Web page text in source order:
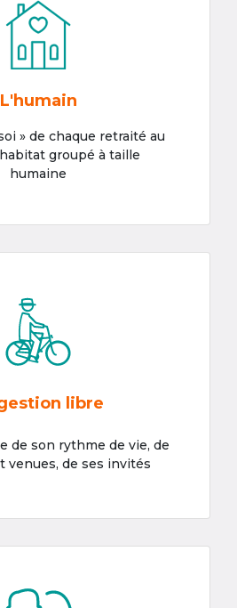
L'humain
» de chaque retraité au
groupé à taille
humaine
libre
de son rythme de vie, de
venues, de ses invités